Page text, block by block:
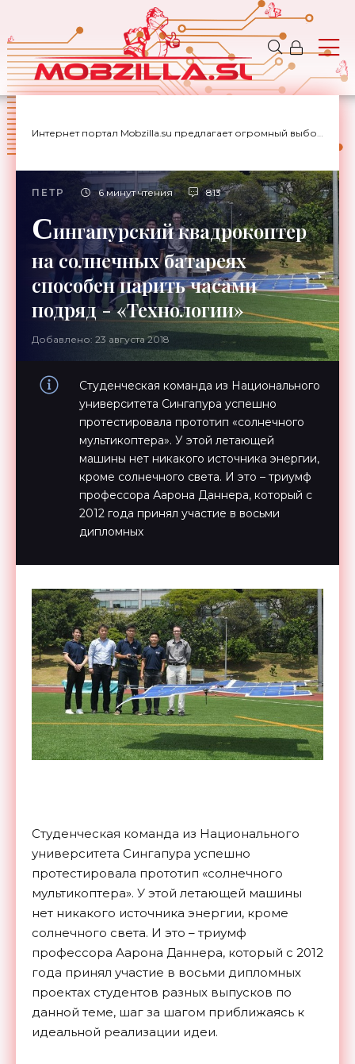
Интернет портал Mobzilla.su предлагает огромный выбор новостей с доставкой на дом.
ПЕТР 6 минут чтения 813
Сингапурский квадрокоптер
на солнечных батареях
способен парить часами
подряд - «Технологии»
Добавлено: 23 августа 2018
Студенческая команда из Национального
университета Сингапура успешно
протестировала прототип «солнечного
мультикоптера». У этой летающей
машины нет никакого источника энергии,
кроме солнечного света. И это – триумф
профессора Аарона Даннера, который с
2012 года принял участие в восьми
дипломных
Студенческая команда из Национального
университета Сингапура успешно
протестировала прототип «солнечного
мультикоптера». У этой летающей машины
нет никакого источника энергии, кроме
солнечного света. И это – триумф
профессора Аарона Даннера, который с 2012
года принял участие в восьми дипломных
проектах студентов разных выпусков по
данной теме, шаг за шагом приближаясь к
идеальной реализации идеи.